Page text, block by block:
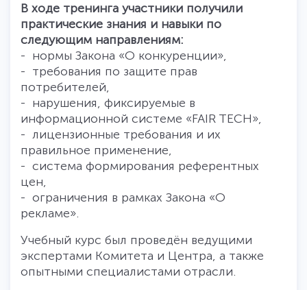
В ходе тренинга участники получили
практические знания и навыки по
следующим направлениям:
- нормы Закона «О конкуренции»,
- требования по защите прав
потребителей,
- нарушения, фиксируемые в
информационной системе «FAIR TECH»,
- лицензионные требования и их
правильное применение,
- система формирования референтных
цен,
- ограничения в рамках Закона «О
рекламе».
Учебный курс был проведён ведущими
экспертами Комитета и Центра, а также
опытными специалистами отрасли.